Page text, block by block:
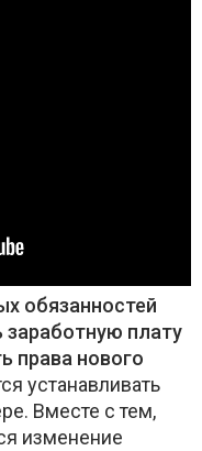
обязанностей
заработную плату
права нового
устанавливать
Вместе с тем,
изменение